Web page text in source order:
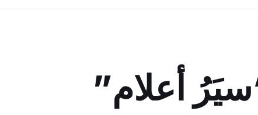
أعلام”